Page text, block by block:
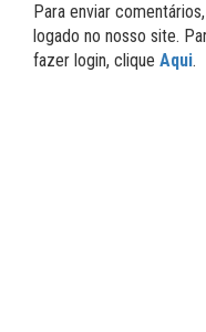
Para enviar
logado no nosso site.
fazer login, clique Aqui.